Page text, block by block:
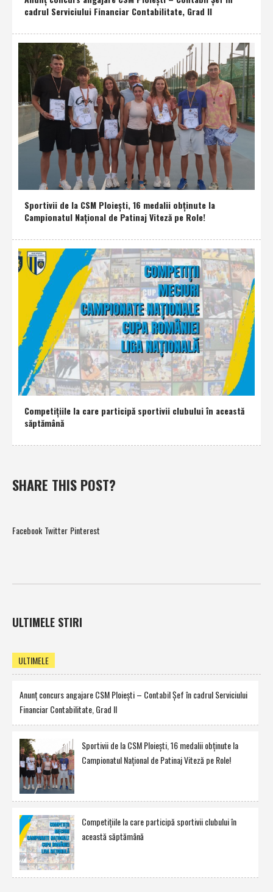
cadrul Serviciului Financiar Contabilitate, Grad II
Sportivii de la CSM Ploieşti, 16 medalii obţinute la
Campionatul Naţional de Patinaj Viteză pe Role!
Competiţiile la care participă sportivii clubului în această
săptămână
SHARE THIS POST?
Facebook Twitter Pinterest
ULTIMELE STIRI
ULTIMELE
Anunţ concurs angajare CSM Ploieşti – Contabil Şef în cadrul Serviciului
Financiar Contabilitate, Grad II
Sportivii de la CSM Ploieşti, 16 medalii obţinute la
Campionatul Naţional de Patinaj Viteză pe Role!
Competiţiile la care participă sportivii clubului în
această săptămână